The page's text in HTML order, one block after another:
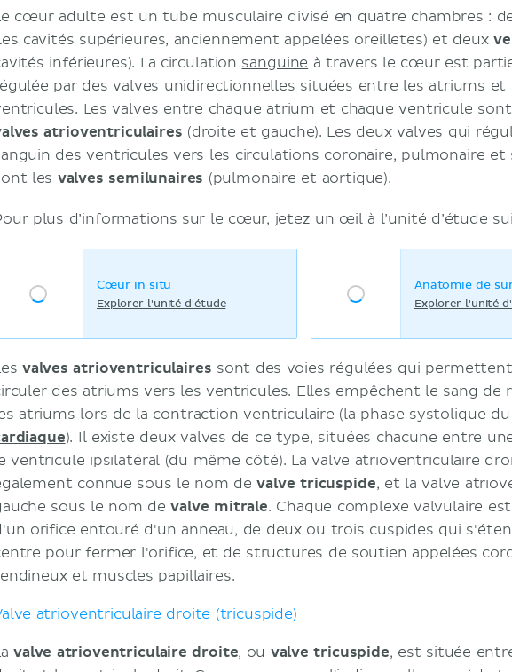
Moyen mnémotechnique pour les valves du cœur
Histologie
Embryologie
Auscultation des bruits du cœur
Identification en surface des valves cardiaques
Bruits du cœur
Notes cliniques
Aperçu des pathologies des valves cardiaques
Sources
cœur adulte est un tube musculaire divisé en quatre chambres :
cavités supérieures, anciennement appelées oreilletes) et deux
inférieures). La circulation sanguine à travers le cœur est
par des valves unidirectionnelles situées entre les atriums et
Les valves entre chaque atrium et chaque ventricule
atrioventriculaires (droite et gauche). Les deux valves qui
des ventricules vers les circulations coronaire, pulmonaire et
les valves semilunaires (pulmonaire et aortique).
plus d’informations sur le cœur, jetez un œil à l’unité d’étude
Cœur in situ
Explorer l'unité d'étude
Anatomie de
Explorer l'unité
valves atrioventriculaires sont des voies régulées qui
des atriums vers les ventricules. Elles empêchent le sang de
atriums lors de la contraction ventriculaire (la phase systolique du
). Il existe deux valves de ce type, situées chacune entre
ventricule ipsilatéral (du même côté). La valve atrioventriculaire
connue sous le nom devalve tricuspide, et la valve
sous le nom devalve mitrale. Chaque complexe valvulaire
orifice entouré d'un anneau, de deux ou trois cuspides qui
pour fermer l'orifice, et de structures de soutien appelées
et muscles papillaires.
atrioventriculaire droite (tricuspide)
valve atrioventriculaire droite, ou valve tricuspide, est située